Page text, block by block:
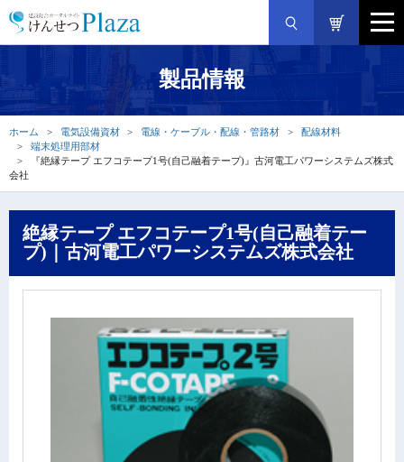
製品情報
ホーム 電気設備資材 電線・ケーブル・配線・管路材
配線材料
端末処理用部材
『絶縁テープ エフコテープ1号(自己融着テープ)』古河電工パワーシステムズ株式
会社
絶縁テープ エフコテープ1号(自己融着テー
プ)｜古河電工パワーシステムズ株式会社